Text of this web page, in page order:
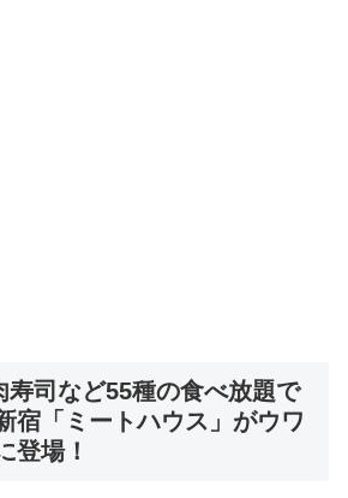
寿司など55種の食べ放題で
宿「ミートハウス」がウワ
登場！